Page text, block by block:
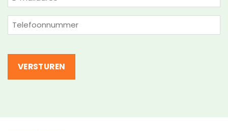
mailadres
(Vereist)
Telefoon
(Vereist)